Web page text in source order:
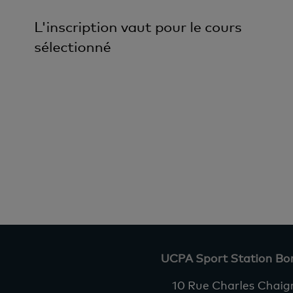
L'inscription vaut pour le cours
sélectionné
UCPA Sport Station
10 Rue Charles